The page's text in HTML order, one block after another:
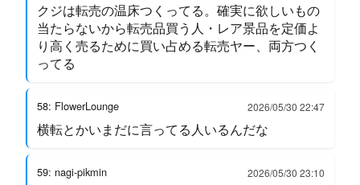
クジは転売の温床つくってる。確実に欲しいもの
当たらないから転売品買う人・レア景品を定価よ
り高く売るために買い占める転売ヤー、両方つく
ってる
58: FlowerLounge 2026/05/30 22:47
横転とかいまだに言ってる人いるんだな
59: nagi-pikmin 2026/05/30 23:10